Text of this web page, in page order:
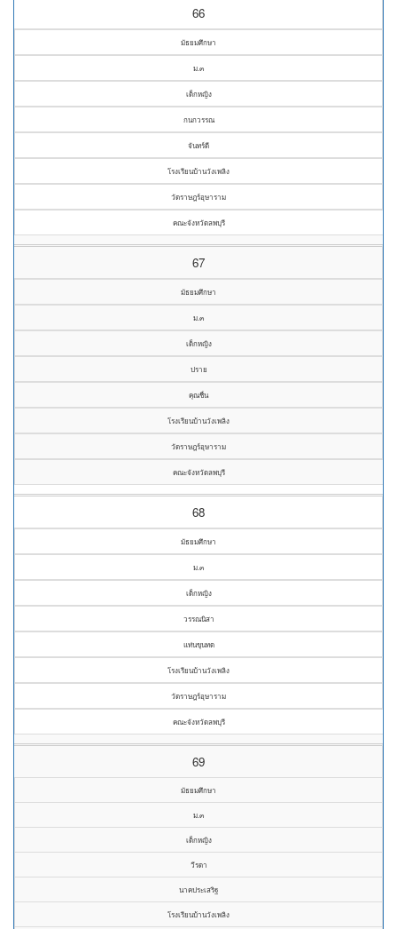
66
มัธยมศึกษา
ม.๓
เด็กหญิง
กนกวรรณ
จันทร์ดี
โรงเรียนบ้านวังเพลิง
วัดราษฎร์อุษาราม
คณะจังหวัดลพบุรี
67
มัธยมศึกษา
ม.๓
เด็กหญิง
ปราย
คุณชื่น
โรงเรียนบ้านวังเพลิง
วัดราษฎร์อุษาราม
คณะจังหวัดลพบุรี
68
มัธยมศึกษา
ม.๓
เด็กหญิง
วรรณนิสา
แท่นขุนทด
โรงเรียนบ้านวังเพลิง
วัดราษฎร์อุษาราม
คณะจังหวัดลพบุรี
69
มัธยมศึกษา
ม.๓
เด็กหญิง
วีรดา
นาคประเสริฐ
โรงเรียนบ้านวังเพลิง